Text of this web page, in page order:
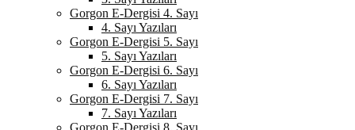
Gorgon E-Dergisi 4. Sayı
4. Sayı Yazıları
Gorgon E-Dergisi 5. Sayı
5. Sayı Yazıları
Gorgon E-Dergisi 6. Sayı
6. Sayı Yazıları
Gorgon E-Dergisi 7. Sayı
7. Sayı Yazıları
Gorgon E-Dergisi 8. Sayı